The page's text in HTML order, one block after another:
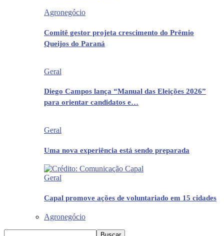
Agronegócio
Comitê gestor projeta crescimento do Prêmio
Queijos do Paraná
Geral
Diego Campos lança “Manual das Eleições 2026”
para orientar candidatos e…
Geral
Uma nova experiência está sendo preparada
Geral
Capal promove ações de voluntariado em 15 cidades
Agronegócio